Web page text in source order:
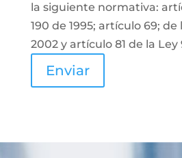
la siguiente normativa:
190 de 1995; artículo 69; de
2002 y artículo 81 de la Ley
Enviar